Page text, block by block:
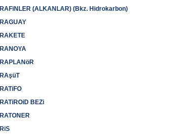
(ALKANLAR) (Bkz. Hidrokarbon)
BEZi